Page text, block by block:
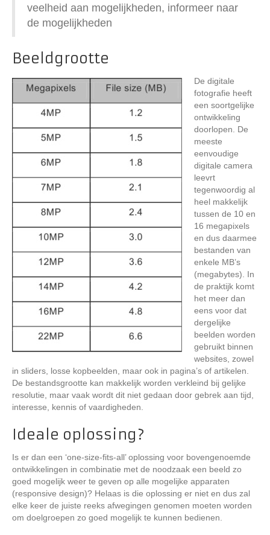
veelheid aan mogelijkheden, informeer naar
de mogelijkheden
Beeldgrootte
De digitale
fotografie heeft
een soortgelijke
ontwikkeling
doorlopen. De
meeste
eenvoudige
digitale camera
leevrt
tegenwoordig al
heel makkelijk
tussen de 10 en
16 megapixels
en dus daarmee
bestanden van
enkele MB’s
(megabytes). In
de praktijk komt
het meer dan
eens voor dat
dergelijke
beelden worden
gebruikt binnen
websites, zowel
in sliders, losse kopbeelden, maar ook in pagina’s of artikelen.
De bestandsgrootte kan makkelijk worden verkleind bij gelijke
resolutie, maar vaak wordt dit niet gedaan door gebrek aan tijd,
interesse, kennis of vaardigheden.
Ideale oplossing?
Is er dan een ‘one-size-fits-all’ oplossing voor bovengenoemde
ontwikkelingen in combinatie met de noodzaak een beeld zo
goed mogelijk weer te geven op alle mogelijke apparaten
(responsive design)? Helaas is die oplossing er niet en dus zal
elke keer de juiste reeks afwegingen genomen moeten worden
om doelgroepen zo goed mogelijk te kunnen bedienen.